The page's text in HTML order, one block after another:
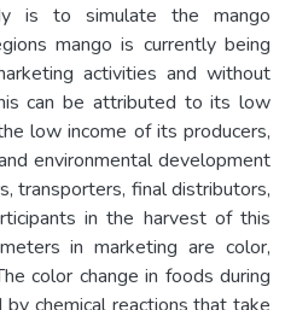
is to simulate the mango
mango is currently being
activities and without
can be attributed to its low
low income of its producers,
environmental development
transporters, final distributors,
in the harvest of this
in marketing are color,
color change in foods during